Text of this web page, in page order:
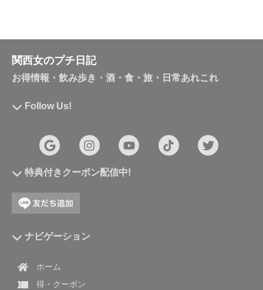
関西女のプチ日記
お得情報・飲み歩き・酒・食・旅・日常あれこれ
Follow Us!
特典付きクーポン配信中!
ナビゲーション
ホーム
得・クーポン